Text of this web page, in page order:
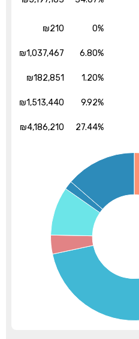
0%
₪210
6.80%
₪1,037,467
1.20%
₪182,851
9.92%
₪1,513,440
27.44%
₪4,186,210